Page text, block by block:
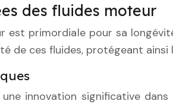
des fluides moteur
est primordiale pour sa
de ces fluides, protégeant
innovation significative